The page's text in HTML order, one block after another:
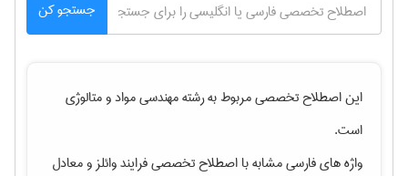
جستجو کن
این اصطلاح تخصصی مربوط به رشتهمهندسی مواد و متالوژی
است.
واژه های فارسی مشابه با اصطلاح تخصصیفرایند وائلزو معادل